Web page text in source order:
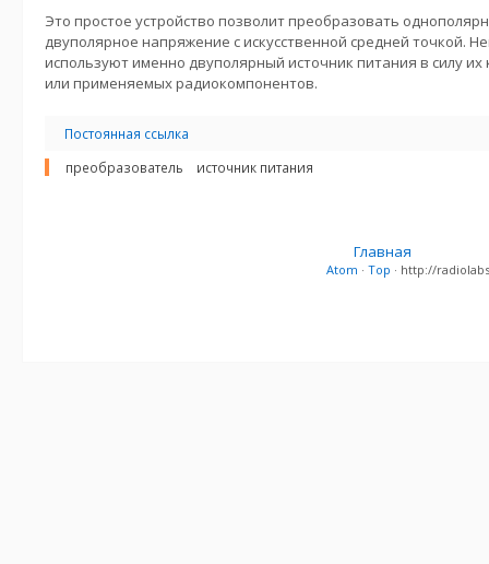
Это простое устройство позволит преобразовать
двуполярное напряжение с искусственной средней точкой.
используют именно двуполярный источник питания в силу их
или применяемых радиокомпонентов.
Постоянная ссылка
преобразователь
источник питания
Главная
Atom · Top · http://